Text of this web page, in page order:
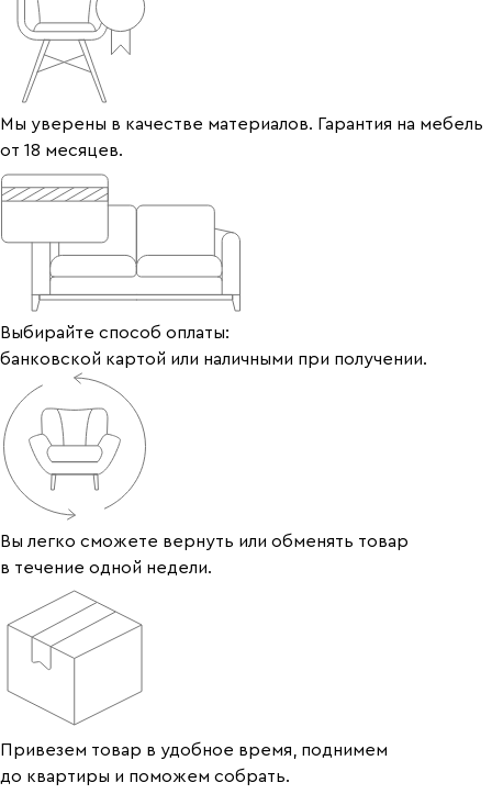
Мы уверены в качестве материалов. Гарантия на мебель
от 18 месяцев.
Выбирайте способ оплаты:
банковской картой или наличными при получении.
Вы легко сможете вернуть или обменять товар
в течение одной недели.
Привезем товар в удобное время, поднимем
до квартиры и поможем собрать.